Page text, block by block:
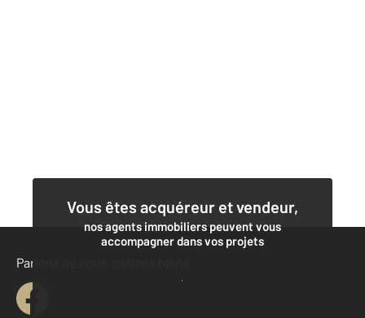
Vous êtes acquéreur et vendeur,
nos agents immobiliers peuvent vous
accompagner dans vos projets
Contacter l'agence
Parlons de vous, parlons biens